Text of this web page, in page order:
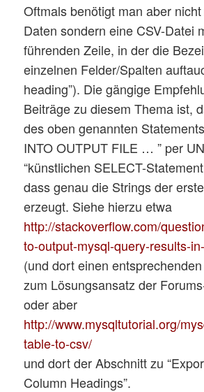
Oftmals benötigt man aber
Daten sondern eine CSV-Datei
führenden Zeile, in der die
einzelnen Felder/Spalten
heading”). Die gängige
Beiträge zu diesem Thema ist,
des oben genannten
INTO OUTPUT FILE … ” per
“künstlichen SELECT-
dass genau die Strings der
erzeugt. Siehe hierzu etwa
http://stackoverflow.com/
to-output-mysql-query-results-
(und dort einen
zum Lösungsansatz der
oder aber
http://www.mysqltutorial.org/
table-to-csv/
und dort der Abschnitt zu
Column Headings”.